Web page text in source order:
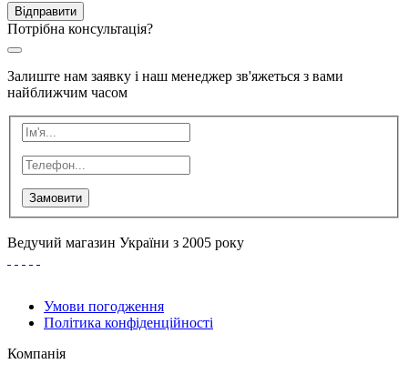
Відправити
Потрібна консультація?
Залиште нам заявку і наш менеджер зв'яжеться з вами
найближчим часом
Замовити
Ведучий магазин України з 2005 року
Умови погодження
Політика конфіденційності
Компанія